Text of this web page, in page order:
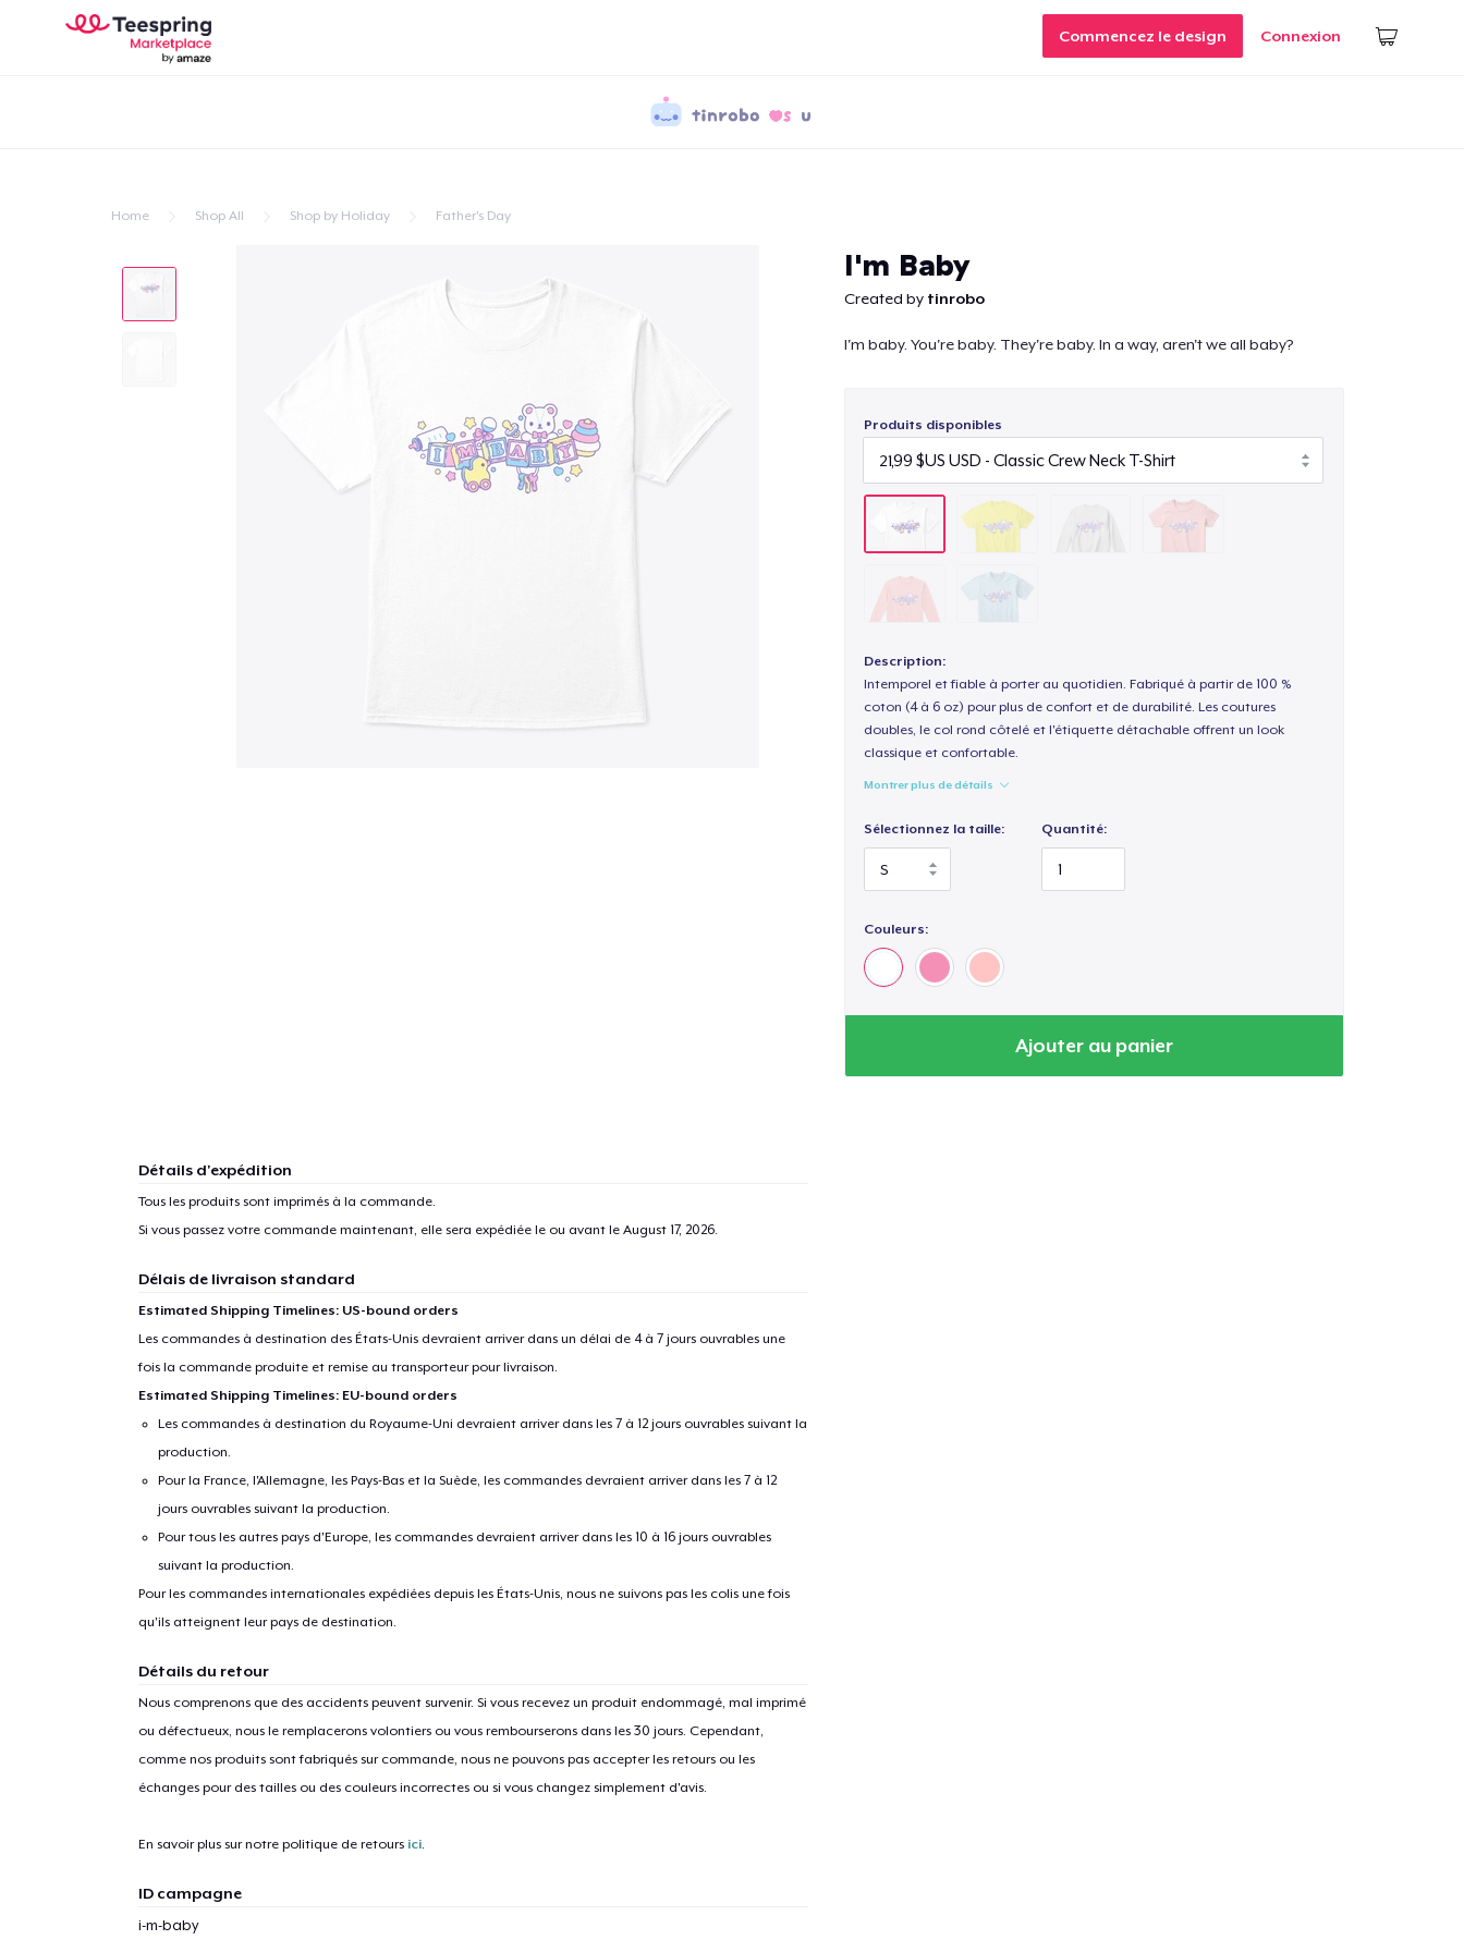
Commencez le design Connexion
Home Shop All Shop by Holiday Father's Day
I'm Baby
Created by tinrobo
I'm baby. You're baby. They're baby. In a way, aren't we all baby?
Produits disponibles
Description:
Intemporel et fiable à porter au quotidien. Fabriqué à partir de 100 %
coton (4 à 6 oz) pour plus de confort et de durabilité. Les coutures
doubles, le col rond côtelé et l'étiquette détachable offrent un look
classique et confortable.
Montrer plus de détails
Sélectionnez la taille: Quantité:
Couleurs:
Ajouter au panier
Détails d'expédition
Tous les produits sont imprimés à la commande.
Si vous passez votre commande maintenant, elle sera expédiée le ou avant le August 17, 2026.
Délais de livraison standard
Estimated Shipping Timelines: US-bound orders
Les commandes à destination des États-Unis devraient arriver dans un délai de 4 à 7 jours ouvrables une
fois la commande produite et remise au transporteur pour livraison.
Estimated Shipping Timelines: EU-bound orders
Les commandes à destination du Royaume-Uni devraient arriver dans les 7 à 12 jours ouvrables suivant la
production.
Pour la France, l'Allemagne, les Pays-Bas et la Suède, les commandes devraient arriver dans les 7 à 12
jours ouvrables suivant la production.
Pour tous les autres pays d'Europe, les commandes devraient arriver dans les 10 à 16 jours ouvrables
suivant la production.
Pour les commandes internationales expédiées depuis les États-Unis, nous ne suivons pas les colis une fois
qu'ils atteignent leur pays de destination.
Détails du retour
Nous comprenons que des accidents peuvent survenir. Si vous recevez un produit endommagé, mal imprimé
ou défectueux, nous le remplacerons volontiers ou vous rembourserons dans les 30 jours. Cependant,
comme nos produits sont fabriqués sur commande, nous ne pouvons pas accepter les retours ou les
échanges pour des tailles ou des couleurs incorrectes ou si vous changez simplement d'avis.
En savoir plus sur notre politique de retours ici.
ID campagne
i-m-baby